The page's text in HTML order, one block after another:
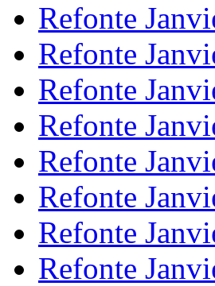
Refonte
Refonte
Refonte
Refonte
Refonte
Refonte
Refonte
Refonte